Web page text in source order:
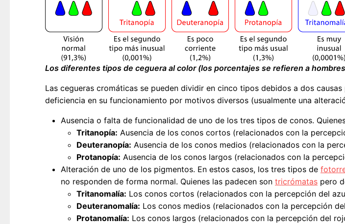
Los diferentes tipos de ceguera al color (los porcentajes se refieren a
Las cegueras cromáticas se pueden dividir en cinco tipos debidos a dos
deficiencia en su funcionamiento por motivos diversos (usualmente una
Ausencia o falta de funcionalidad de uno de los tres tipos de conos.
Tritanopía: Ausencia de los conos cortos (relacionados con la
Deuteranopía: Ausencia de los conos medios (relacionados con la
Protanopía: Ausencia de los conos largos (relacionados con la
Alteración de uno de los pigmentos. En estos casos, los tres tipos de
no responden de forma normal. Quienes las padecen son tricrómatas pero
Tritanomalía: Los conos cortos (relacionados con la percepción del
Deuteranomalía: Los conos medios (relacionados con la percepción
Protanomalía: Los conos largos (relacionados con la percepción del